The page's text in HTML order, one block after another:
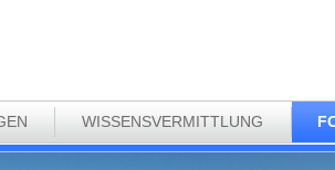
WISSENSVERMITTLUNG